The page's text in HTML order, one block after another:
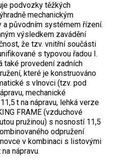
podvozky těžkých
mechanickým
a původním systémem řízení.
výsledkem zavádění
že tzv. vnitřní součásti
s typovou řadou I.
také provedení zadních
které je konstruováno
s vlnovci (tzv. pod
mechanické
t na nápravu, lehká verze
FRAME (vzduchové
pružinou) s nosností 11,5
odpružení
v kombinaci s listovými
nápravu.